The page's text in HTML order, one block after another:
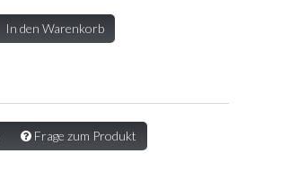
In den Warenkorb
Frage zum Produkt